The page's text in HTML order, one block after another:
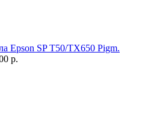
Epson SP T50/TX650 Pigm.
р.